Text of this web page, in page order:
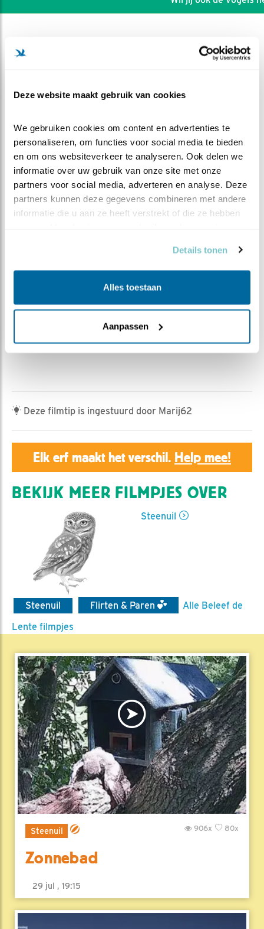
Deze website maakt gebruik van cookies
We gebruiken cookies om content en advertenties te
personaliseren, om functies voor social media te bieden
en om ons websiteverkeer te analyseren. Ook delen we
informatie over uw gebruik van onze site met onze
partners voor social media, adverteren en analyse. Deze
partners kunnen deze gegevens combineren met andere
informatie die u aan ze heeft verstrekt of die ze hebben
Details tonen
Alles toestaan
Aanpassen
DEEL DIT FILMPJE
Ronald introdudeerde in zijn weglog
Keek op de week 4
het is meer "flutwippen".
Deze filmtip is ingestuurd door Marij62
Elk erf maakt het verschil. Help mee!
BEKIJK MEER FILMPJES OVER
Steenuil
Steenuil Flirten & Paren
Alle Beleef de
Lente filmpjes
Steenuil 80x
906x
Zonnebad
29 jul , 19:15